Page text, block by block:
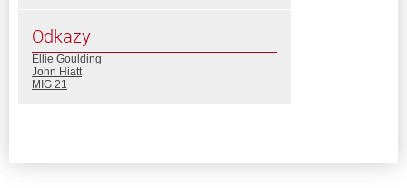
Odkazy
Ellie Goulding
John Hiatt
MIG 21